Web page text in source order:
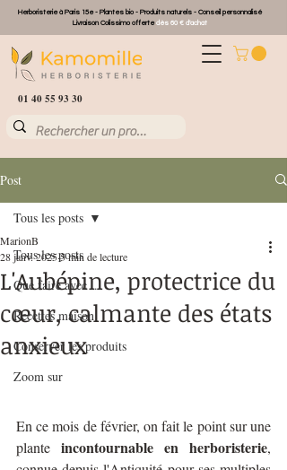
Herboristerie à Paris 15e - Plantes bio - Produits naturels - Conseil personnalisé
Livraison Colissimo offertedès 60 € d'achat
01 40 55 93 30
Post
Tous les posts
Que faire avec ...
Recettes maison
Conserver les produits
Zoom sur
Tous les posts
L'Aubépine, protectrice du
cœur, calmante des états
anxieux
MarionB
28 janv. 20255 min de lecture
En ce mois de février, on fait le point sur une
plante incontournable en herboristerie,